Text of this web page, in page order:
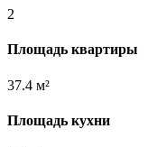
2
Площадь квартиры
37.4 м²
Площадь кухни